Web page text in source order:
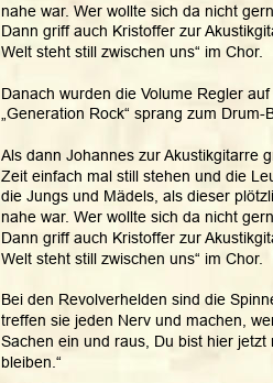
nahe war. Wer wollte sich da nicht
Dann griff auch Kristoffer zur
Welt steht still zwischen uns“ im Chor.
Danach wurden die Volume Regler
„Generation Rock“ sprang zum Drum-
Als dann Johannes zur Akustikgitarre
Zeit einfach mal still stehen und die
die Jungs und Mädels, als dieser
nahe war. Wer wollte sich da nicht
Dann griff auch Kristoffer zur
Welt steht still zwischen uns“ im Chor.
Bei den Revolverhelden sind die
treffen sie jeden Nerv und machen,
Sachen ein und raus, Du bist hier
bleiben.“